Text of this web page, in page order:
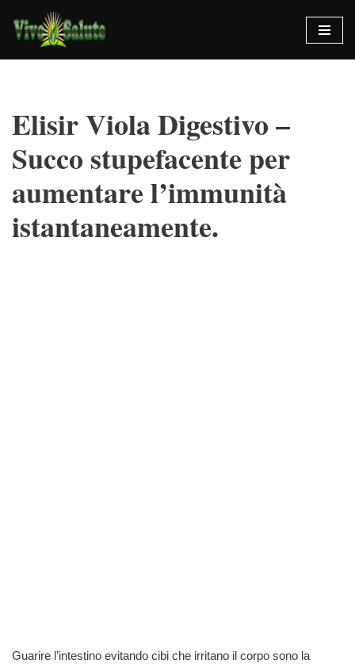
Vai
al
Elisir Viola Digestivo –
Succo stupefacente per
aumentare l’immunità
istantaneamente.
Guarire l’intestino evitando cibi che irritano il corpo sono la